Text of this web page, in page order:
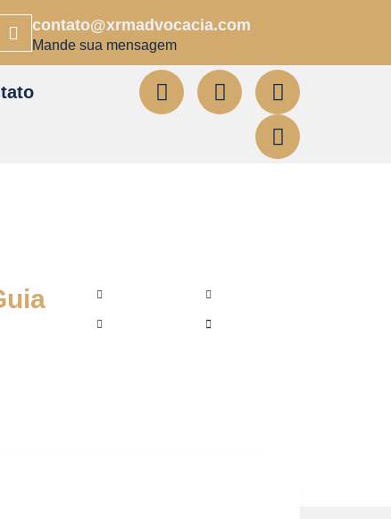
contato@xrmadvocacia.com
Mande sua mensagem